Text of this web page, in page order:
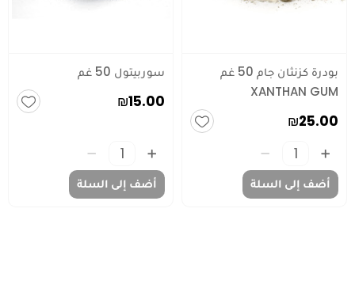
بودرة كزنثان جام 50 غم
XANTHAN GUM
₪25.00
أضف إلى السلة
سوربيتول 50 غم
₪15.00
أضف إلى السلة